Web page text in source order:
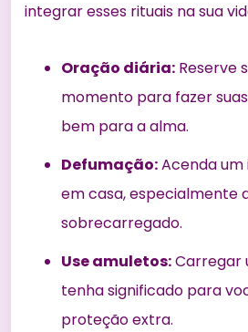
integrar esses rituais na sua
Oração diária: Reserve
momento para fazer
bem para a alma.
Defumação:Acenda um
em casa, especialmente
sobrecarregado.
Use amuletos:Carregar
tenha significado para
proteção extra.